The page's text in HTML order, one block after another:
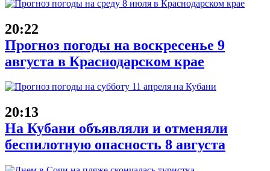
20:22
Прогноз погоды на воскресенье 9
августа в Краснодарском крае
20:13
На Кубани объявляли и отменяли
беспилотную опасность 8 августа